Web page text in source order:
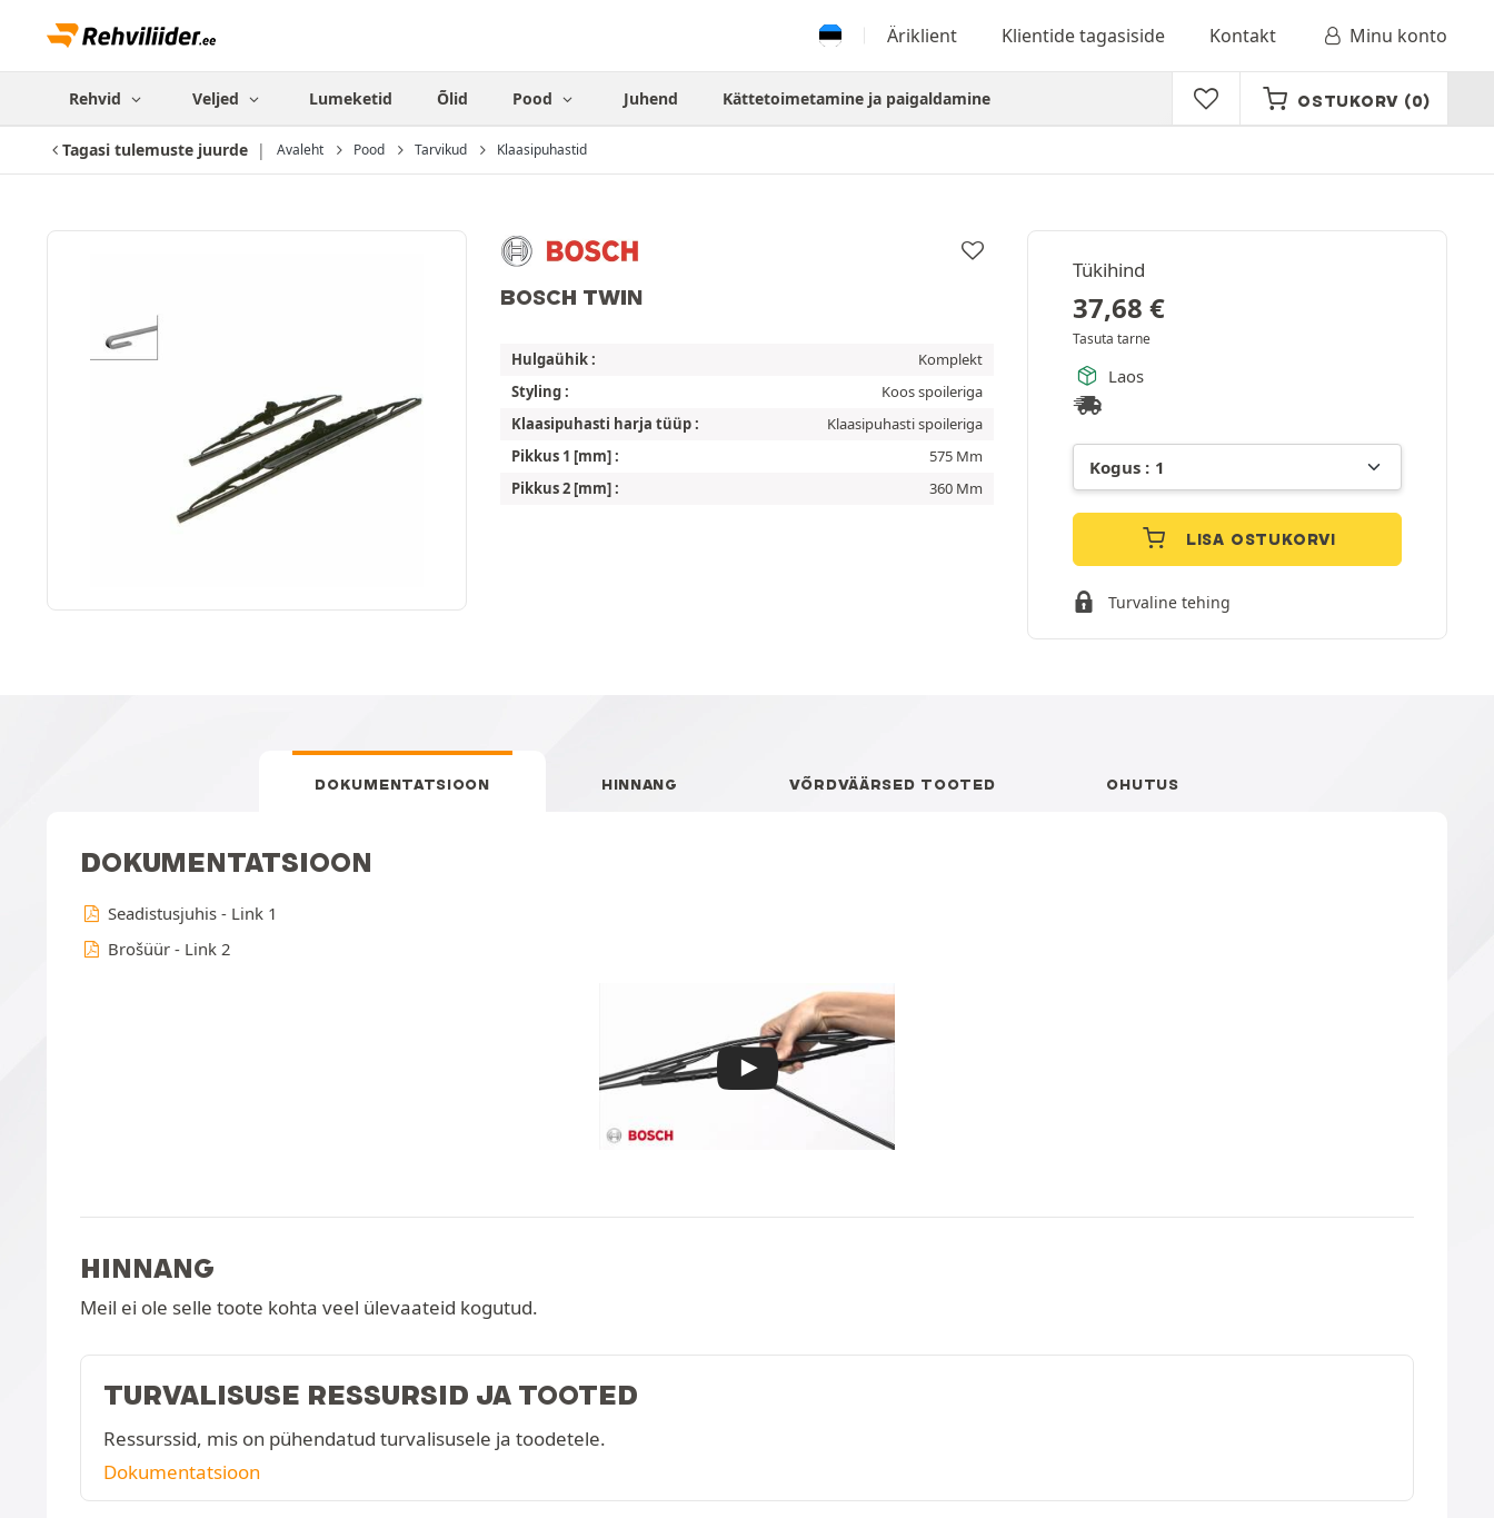
Äriklient Klientide tagasiside Kontakt Minu konto
Rehvid Veljed Lumeketid Õlid Pood Juhend Kättetoimetamine ja paigaldamine OSTUKORV (0)
Tagasi tulemuste juurde Avaleht Pood Tarvikud Klaasipuhastid
BOSCH TWIN
Tükihind
37,68 €
Tasuta tarne
Laos
LISA OSTUKORVI
Turvaline tehing
Hulgaühik :
Komplekt
Styling :
Koos spoileriga
Klaasipuhasti harja tüüp :
Klaasipuhasti spoileriga
Pikkus 1 [mm] :
575 Mm
Pikkus 2 [mm] :
360 Mm
DOKUMENTATSIOON HINNANG VÕRDVÄÄRSED TOOTED OHUTUS
DOKUMENTATSIOON
Seadistusjuhis - Link 1
Brošüür - Link 2
HINNANG
Meil ei ole selle toote kohta veel ülevaateid kogutud.
TURVALISUSE RESSURSID JA TOOTED
Ressurssid, mis on pühendatud turvalisusele ja toodetele.
Dokumentatsioon